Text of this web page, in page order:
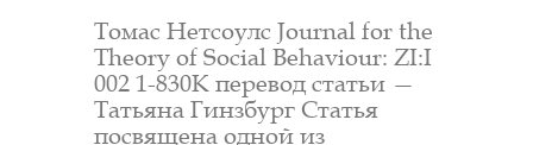
Томас Нетсоулс Journal for the
Theory of Social Behaviour: ZI:I
002 1-830К перевод статьи —
Татьяна Гинзбург Статья
посвящена одной из